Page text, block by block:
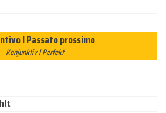
I Passato prossimo
Konjunktiv I Perfekt